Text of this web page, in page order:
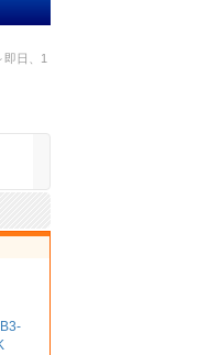
即日、1